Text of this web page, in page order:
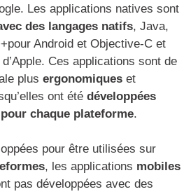
Les applications natives sont
des langages natifs, Java,
Android et Objective-C et
Ces applications sont de
plus ergonomiques et
ont été développées
chaque plateforme.
pour être utilisées sur
, les applications mobiles
pas développées avec des